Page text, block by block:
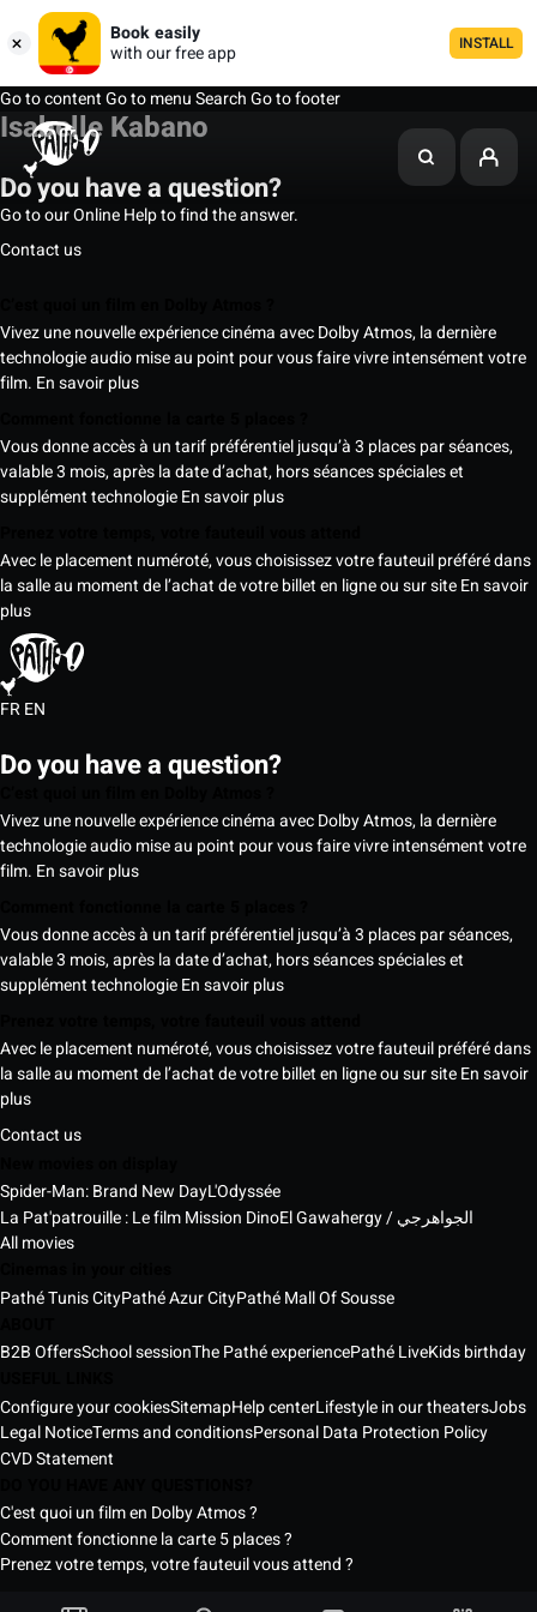
Book easily
with our free app
INSTALL
Go to contentGo to menuSearchGo to footer
Isabelle Kabano
Do you have a question?
Go to our Online Help to find the answer.
Contact us
Vivez une nouvelle expérience cinéma avec Dolby Atmos, la dernière
technologie audio mise au point pour vous faire vivre intensément votre
film. En savoir plus
Vous donne accès à un tarif préférentiel jusqu’à 3 places par séances,
valable 3 mois, après la date d’achat, hors séances spéciales et
supplément technologieEn savoir plus
Avec le placement numéroté, vous choisissez votre fauteuil préféré dans
la salle au moment de l’achat de votre billet en ligne ou sur siteEn savoir
plus
FREN
Do you have a question?
Vivez une nouvelle expérience cinéma avec Dolby Atmos, la dernière
technologie audio mise au point pour vous faire vivre intensément votre
film. En savoir plus
Vous donne accès à un tarif préférentiel jusqu’à 3 places par séances,
valable 3 mois, après la date d’achat, hors séances spéciales et
supplément technologieEn savoir plus
Avec le placement numéroté, vous choisissez votre fauteuil préféré dans
la salle au moment de l’achat de votre billet en ligne ou sur siteEn savoir
plus
Contact us
Spider-Man: Brand New DayL'Odyssée
La Pat'patrouille : Le film Mission Dino
El Gawahergy / الجواهرجي
All movies
Pathé Tunis CityPathé Azur CityPathé Mall Of Sousse
B2B OffersSchool sessionThe Pathé experiencePathé LiveKids birthday
Configure your cookiesSitemapHelp centerLifestyle in our theatersJobs
Legal NoticeTerms and conditionsPersonal Data Protection Policy
CVD Statement
C'est quoi un film en Dolby Atmos ?
Comment fonctionne la carte 5 places ?
Prenez votre temps, votre fauteuil vous attend ?